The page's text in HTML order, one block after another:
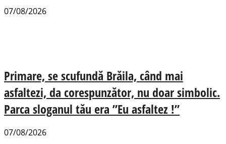
07/08/2026
Primare, se scufundă Brăila, când mai
asfaltezi, da corespunzător, nu doar simbolic.
Parca sloganul tău era ”Eu asfaltez !”
07/08/2026